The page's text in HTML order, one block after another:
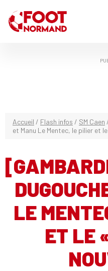
Accueil / Flash infos / SM Caen
et Manu Le Mentec, le pilier et
LE
ET LE